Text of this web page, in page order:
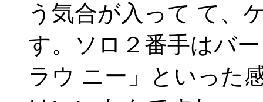
う気合が入って て、
す。ソロ２番手はバ
ラウ ニー」といった